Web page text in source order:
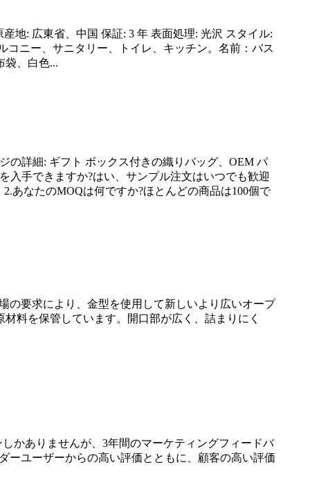
地: 広東省、中国 保証: 3 年 表面処理: 光沢 スタイル:
コニー、サニタリー、トイレ、キッチン。名前：バス
袋、白色...
の詳細: ギフト ボックス付きの織りバッグ、OEM パ
入手できますか?はい、サンプル注文はいつでも歓迎
あなたのMOQは何ですか?ほとんどの商品は100個で
の要求により、金型を使用して新しいより広いオープ
料を保管しています。開口部が広く、詰まりにく
かありませんが、3年間のマーケティングフィードバ
ーユーザーからの高い評価とともに、顧客の高い評価